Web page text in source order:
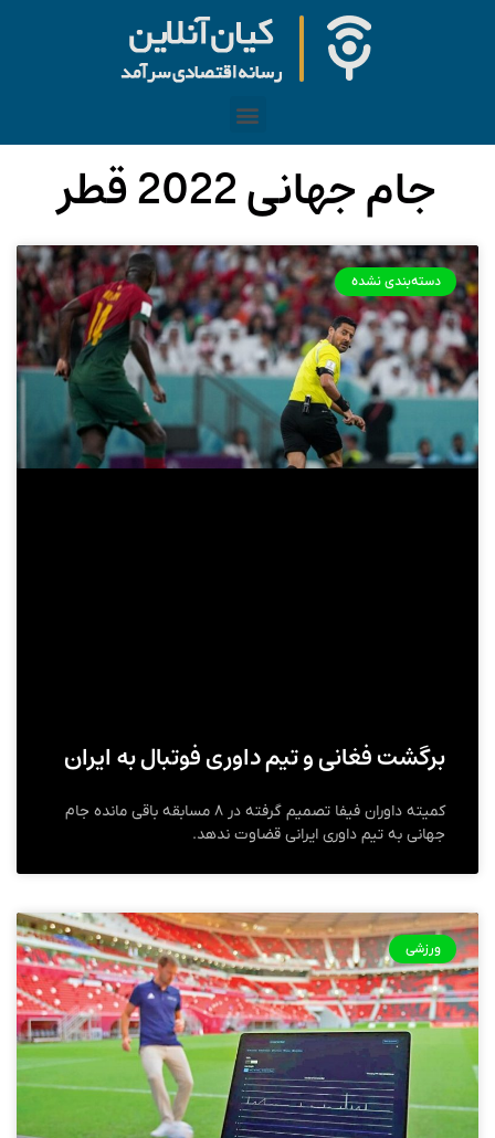
جام جهانی 2022 قطر
دسته‌بندی نشده
برگشت فغانی و تیم داوری فوتبال به ایران
کمیته داوران فیفا تصمیم گرفته در ۸ مسابقه باقی مانده جام
جهانی به تیم داوری ایرانی قضاوت ندهد.
ورزشی